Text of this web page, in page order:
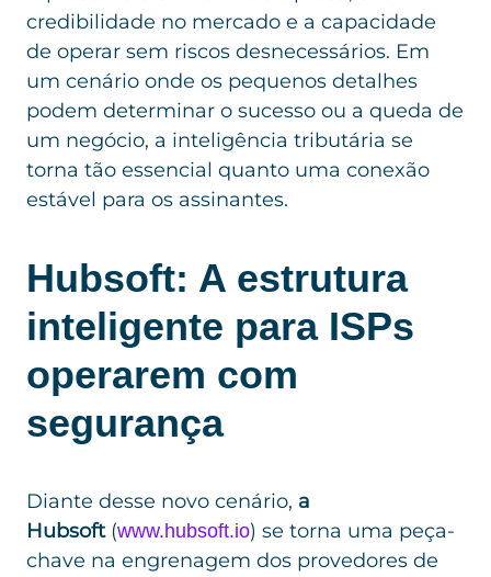
credibilidade no mercado e a capacidade
de operar sem riscos desnecessários. Em
um cenário onde os pequenos detalhes
podem determinar o sucesso ou a queda de
um negócio, a inteligência tributária se
torna tão essencial quanto uma conexão
estável para os assinantes.
Hubsoft: A estrutura
inteligente para ISPs
operarem com
segurança
Diante desse novo cenário, a
Hubsoft(www.hubsoft.io) se torna uma peça-
chave na engrenagem dos provedores de